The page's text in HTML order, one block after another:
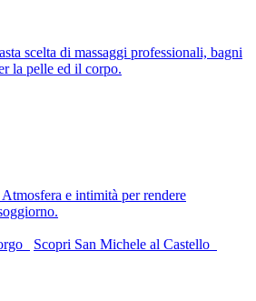
scelta di massaggi professionali, bagni
la pelle ed il corpo.
e intimità per rendere
Scopri San Michele al Castello